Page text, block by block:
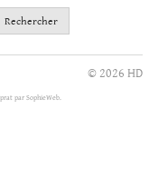
© 2026 HD
par SophieWeb.